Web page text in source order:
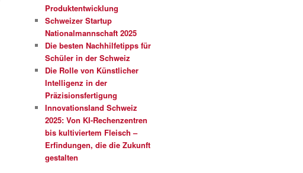
Produktentwicklung
Schweizer Startup
Nationalmannschaft 2025
Die besten Nachhilfetipps für
Schüler in der Schweiz
Die Rolle von Künstlicher
Intelligenz in der
Präzisionsfertigung
Innovationsland Schweiz
2025: Von KI-Rechenzentren
bis kultiviertem Fleisch –
Erfindungen, die die Zukunft
gestalten